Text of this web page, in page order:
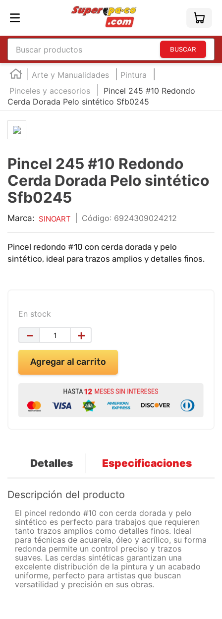
Buscar productos
Arte y Manualidades
Pintura
Pinceles y accesorios
Pincel 245 #10 Redondo
Cerda Dorada Pelo sintético Sfb0245
Pincel 245 #10 Redondo
Cerda Dorada Pelo sintético
Sfb0245
Marca: SINOART : 6924309024212
Pincel redondo #10 con cerda dorada y pelo
sintético, ideal para trazos amplios y detalles finos.
En stock
＋
－
Agregar al carrito
Detalles Especificaciones
Descripción del producto
El pincel redondo #10 con cerda dorada y pelo
sintético es perfecto para trabajos que requieren
tanto trazos amplios como detalles finos. Ideal
para técnicas de acuarela, óleo y acrílico, su forma
redonda permite un control preciso y trazos
suaves. Las cerdas sintéticas garantizan una
excelente distribución de la pintura y un acabado
uniforme, perfecto para artistas que buscan
versatilidad y precisión en sus obras.
TÉRMINOS MÁS BUSCADOS
2.
marcador e300
3.
4.
marcadores
7.
audifonos
impresora
cuadernos